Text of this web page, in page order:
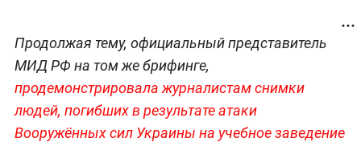
Продолжая тему, официальный представитель
МИД РФ на том же брифинге,
продемонстрировала журналистам снимки
людей, погибших в результате атаки
Вооружённых сил Украины на учебное заведение